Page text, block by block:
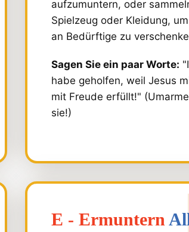
aufzumuntern, oder
Spielzeug oder Kleidung,
an Bedürftige zu
Sagen Sie ein paar Worte:
habe geholfen, weil Jesus
mit Freude erfüllt!"
sie!)
E - Ermuntern